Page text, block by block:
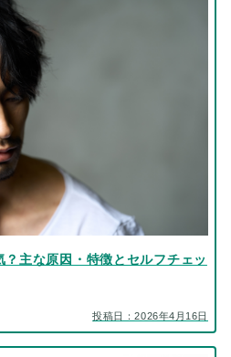
主な原因・特徴とセルフチェッ
投稿日：2026年4月16日